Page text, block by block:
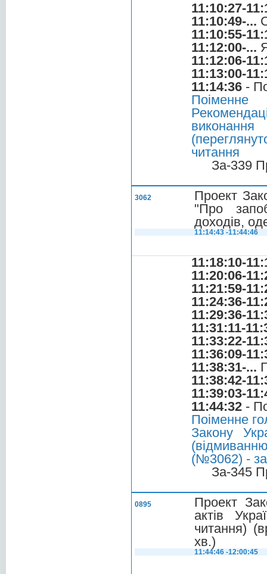
11:10:27-
11:10:49-...
11:10:55-
11:12:00-...
11:12:06-
11:13:00-
11:14:36 -
читання
За-339
3062
Проект
"Про
доходів,
11:14:43 -11:44:46
11:18:10-
11:20:06-
11:21:59-
11:24:36-
11:29:36-
11:31:11-
11:33:22-
11:36:09-
11:38:31-...
11:38:42-
11:39:03-
11:44:32 -
Поіменне
Закону
(№3062) -
За-345
0895
Проект
актів
читання)
хв.)
11:44:46 -12:00:45